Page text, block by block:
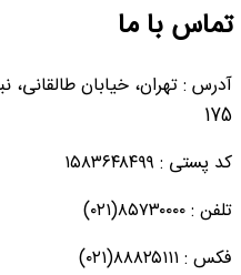
تماس با ما
آدرس : تهران، خیابان
175
کد پستی : ۱۵۸۳۶۴۸۴۹۹
تلفن : ۸۵۷۳۰۰۰۰(۰۲۱)
فکس : ۸۸۸۲۵۱۱۱(۰۲۱)